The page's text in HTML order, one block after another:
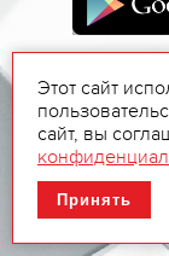
Этот сайт
сайт, вы
Принять